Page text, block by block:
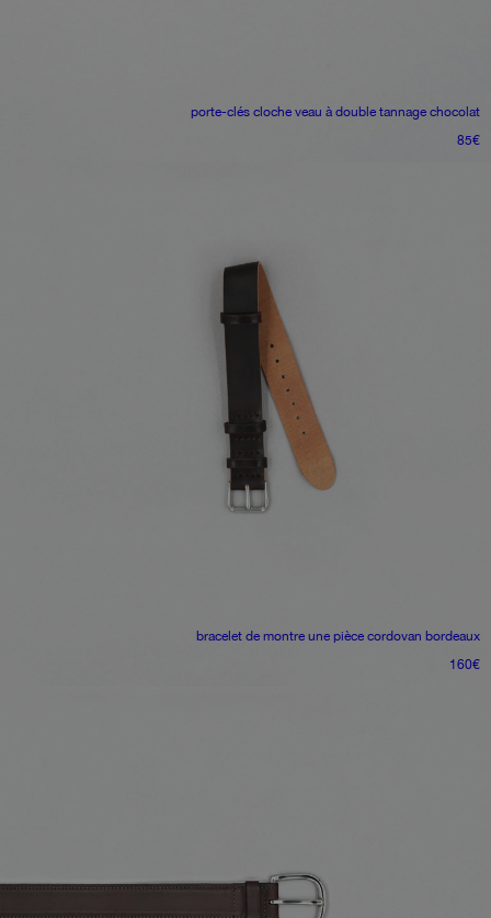
porte-clés cloche veau à double tannage chocolat
85€
bracelet de montre une pièce cordovan bordeaux
160€